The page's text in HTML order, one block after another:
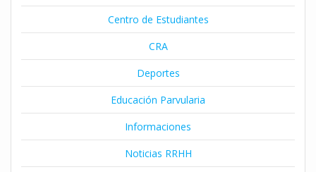
Centro de Estudiantes
CRA
Deportes
Educación Parvularia
Informaciones
Noticias RRHH